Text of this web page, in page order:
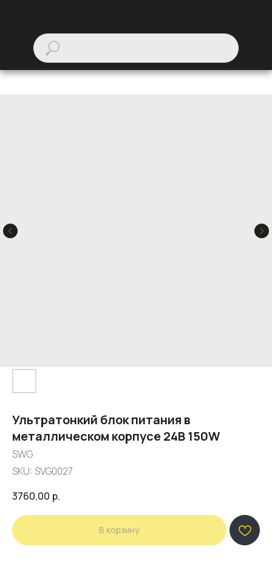
Ультратонкий блок питания в
металлическом корпусе 24В 150W
SWG
SKU: SVG0027
3760,00 р.
В корзину